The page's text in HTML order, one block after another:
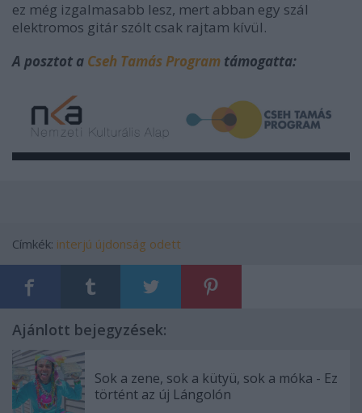
ez még izgalmasabb lesz, mert abban egy szál
elektromos gitár szólt csak rajtam kívül.
A posztot a Cseh Tamás Program támogatta:
Címkék: interjú újdonság odett
Ajánlott bejegyzések:
Sok a zene, sok a kütyü, sok a móka - Ez
történt az új Lángolón